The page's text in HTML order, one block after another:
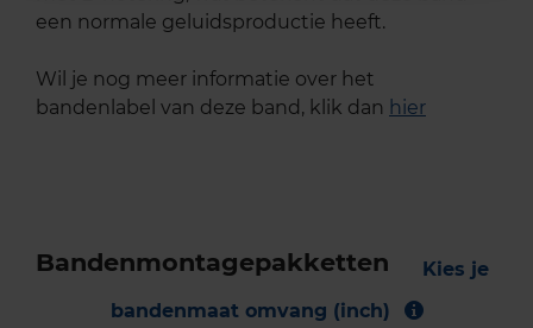
een normale geluidsproductie heeft.
Wil je nog meer informatie over het
bandenlabel van deze band, klik dan hier
Bandenmontagepakketten
Kies je
bandenmaat omvang (inch)